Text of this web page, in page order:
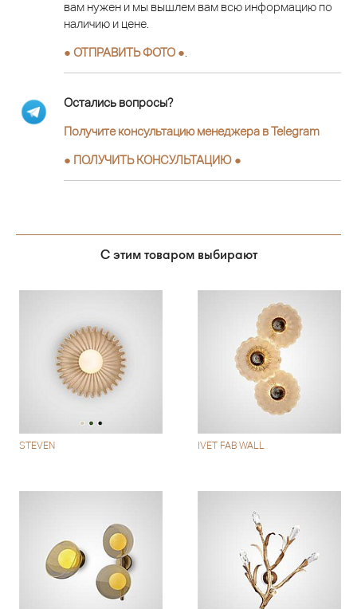
вам нужен и мы вышлем вам всю информацию по
наличию и цене.
● ОТПРАВИТЬ ФОТО ●
Остались вопросы?
Получите консультацию менеджера в Telegram
● ПОЛУЧИТЬ КОНСУЛЬТАЦИЮ ●
С этим товаром выбирают
STEVEN IVET FAB WALL